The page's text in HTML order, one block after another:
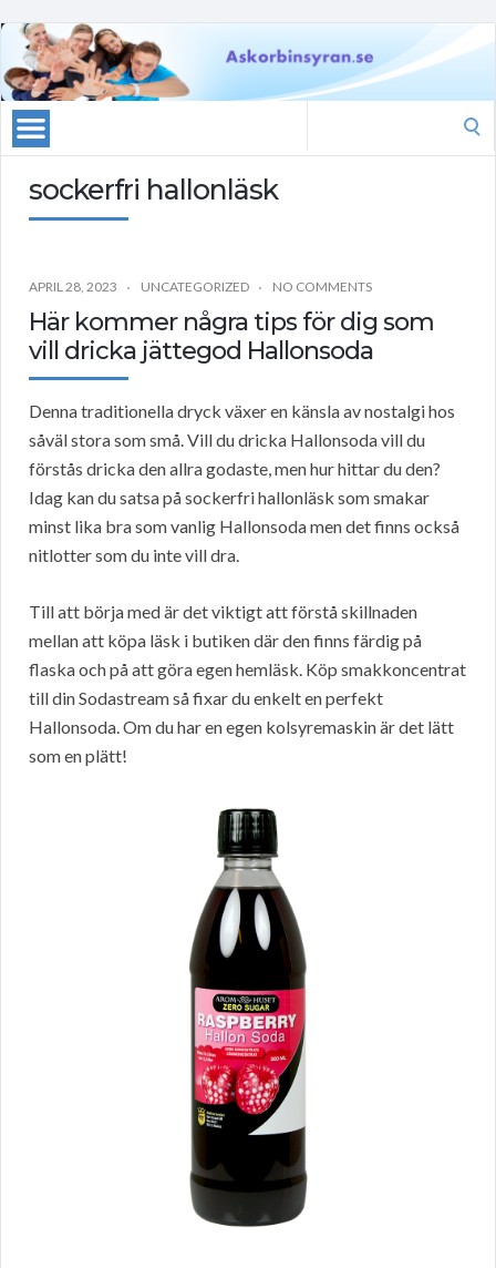
sockerfri hallonläsk
APRIL 28, 2023 UNCATEGORIZED NO COMMENTS
Här kommer några tips för dig som
vill dricka jättegod Hallonsoda
Denna traditionella dryck växer en känsla av nostalgi hos
såväl stora som små. Vill du dricka Hallonsoda vill du
förstås dricka den allra godaste, men hur hittar du den?
Idag kan du satsa på sockerfri hallonläsk som smakar
minst lika bra som vanlig Hallonsoda men det finns också
nitlotter som du inte vill dra.
Till att börja med är det viktigt att förstå skillnaden
mellan att köpa läsk i butiken där den finns färdig på
flaska och på att göra egen hemläsk. Köp smakkoncentrat
till din Sodastream så fixar du enkelt en perfekt
Hallonsoda. Om du har en egen kolsyremaskin är det lätt
som en plätt!